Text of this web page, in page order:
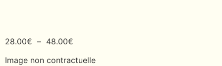
28.00€ – 48.00€
Image non contractuelle